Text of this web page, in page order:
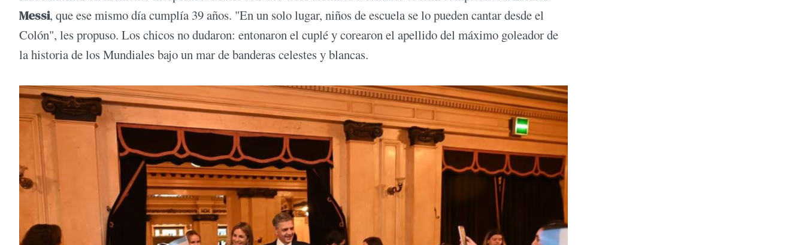
Messi, que ese mismo día cumplía 39 años. "En un solo lugar, niños de escuela se lo pueden cantar desde el
Colón", les propuso. Los chicos no dudaron: entonaron el cuplé y corearon el apellido del máximo goleador de
la historia de los Mundiales bajo un mar de banderas celestes y blancas.